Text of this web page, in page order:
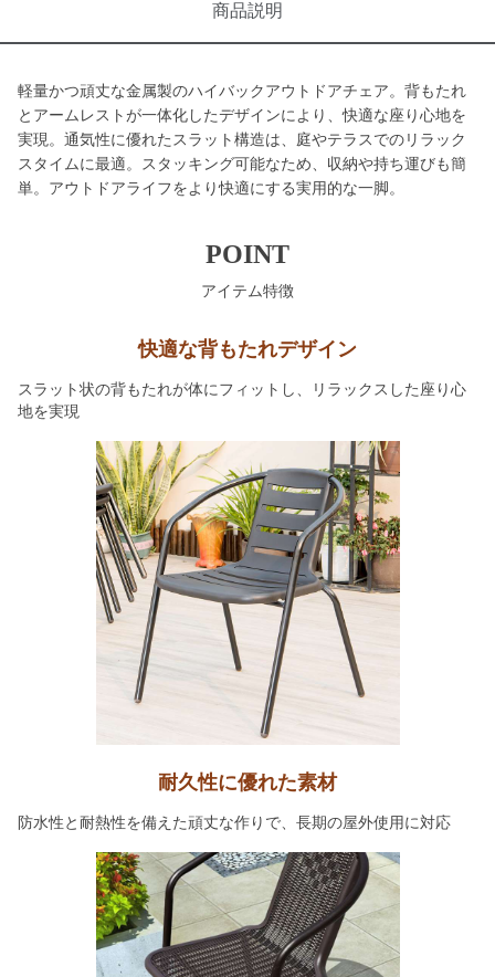
商品説明
軽量かつ頑丈な金属製のハイバックアウトドアチェア。背もたれ
とアームレストが一体化したデザインにより、快適な座り心地を
実現。通気性に優れたスラット構造は、庭やテラスでのリラック
スタイムに最適。スタッキング可能なため、収納や持ち運びも簡
単。アウトドアライフをより快適にする実用的な一脚。
POINT
アイテム特徴
快適な背もたれデザイン
スラット状の背もたれが体にフィットし、リラックスした座り心
地を実現
耐久性に優れた素材
防水性と耐熱性を備えた頑丈な作りで、長期の屋外使用に対応